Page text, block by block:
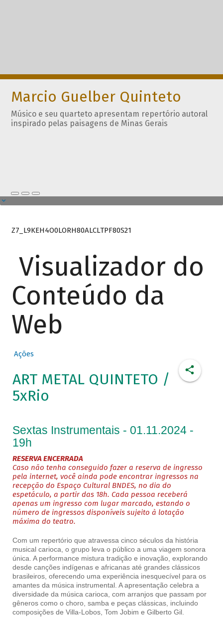
Marcio Guelber Quinteto
Músico e seu quarteto apresentam repertório autoral
inspirado pelas paisagens de Minas Gerais
Z7_L9KEH4O0LORH80ALCLTPF80S21
Visualizador do
Conteúdo da
Web
Ações
ART METAL QUINTETO /
5xRio
Sextas Instrumentais - 01.11.2024 -
19h
RESERVA ENCERRADA
Caso não tenha conseguido fazer a reserva de ingresso
pela internet, você ainda pode encontrar ingressos na
recepção do Espaço Cultural BNDES, no dia do
espetáculo, a partir das 18h. Cada pessoa receberá
apenas um ingresso com lugar marcado, estando o
número de ingressos disponíveis sujeito à lotação
máxima do teatro.
Com um repertório que atravessa cinco séculos da história
musical carioca, o grupo leva o público a uma viagem sonora
única. A performance mistura tradição e inovação, explorando
desde canções indígenas e africanas até grandes clássicos
brasileiros, oferecendo uma experiência inesquecível para os
amantes da música instrumental. A apresentação celebra a
diversidade da música carioca, com arranjos que passam por
gêneros como o choro, samba e peças clássicas, incluindo
composições de Villa-Lobos, Tom Jobim e Gilberto Gil.